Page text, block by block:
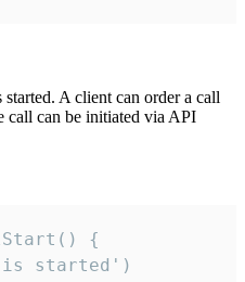
A client can order a call
call can be initiated via API
{
started')